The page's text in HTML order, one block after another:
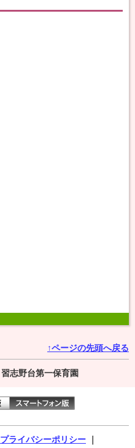
↑ページの先頭へ戻る
習志野台第一保育園
プライバシーポリシー